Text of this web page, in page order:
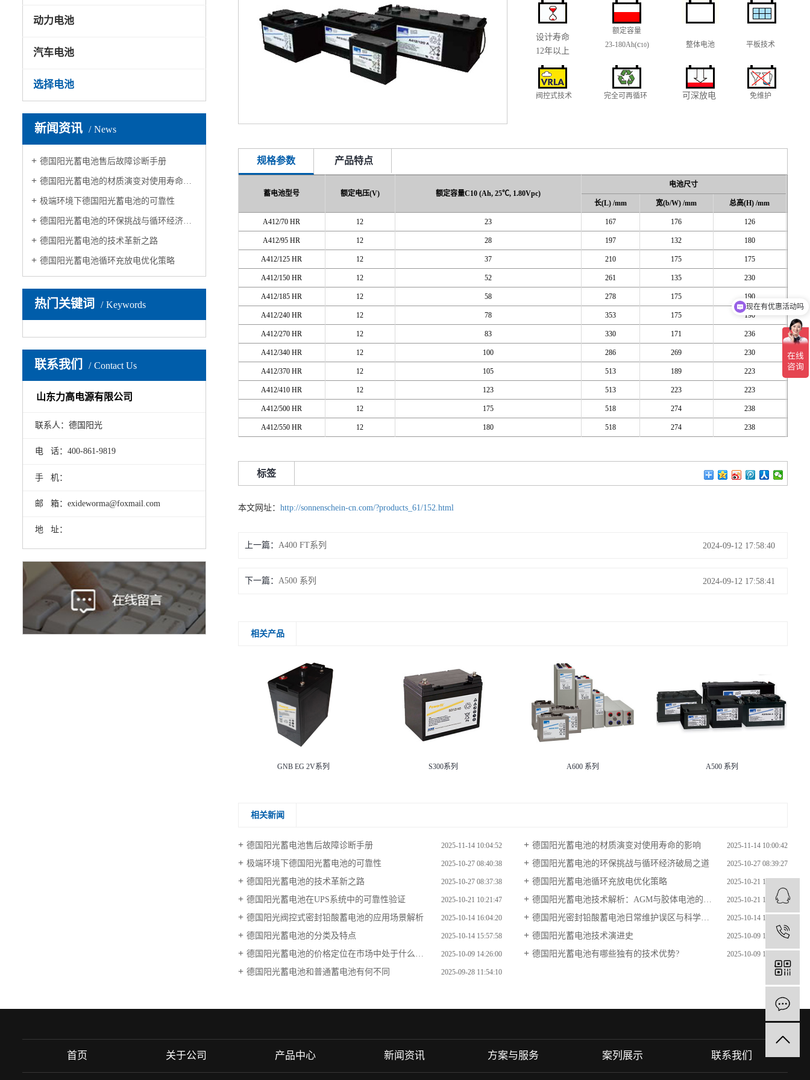
动力电池
汽车电池
选择电池
新闻资讯 News
德国阳光蓄电池售后故障诊断手册
德国阳光蓄电池的材质演变对使用寿命的影响
极端环境下德国阳光蓄电池的可靠性
德国阳光蓄电池的环保挑战与循环经济破局之道
德国阳光蓄电池的技术革新之路
德国阳光蓄电池循环充放电优化策略
热门关键词 Keywords
联系我们 Contact Us
山东力高电源有限公司
联系人：德国阳光
电 话：400-861-9819
手 机：
邮 箱：exideworma@foxmail.com
地 址：
设计寿命
12年以上
额定容量
23-180Ah(c10) 整体电池 平板技术
阀控式技术 完全可再循环 可深放电 免维护
规格参数 产品特点
蓄电池型号 额定电压(V) 额定容量C10 (Ah, 25℃, 1.80Vpc)
电池尺寸
长(L) /mm 宽(b/W) /mm 总高(H) /mm
A412/70 HR 12 23 167 176 126
A412/95 HR 12 28 197 132 180
A412/125 HR 12 37 210 175 175
A412/150 HR 12 52 261 135 230
A412/185 HR 12 58 278 175 190
A412/240 HR 12 78 353 175 190
A412/270 HR 12 83 330 171 236
A412/340 HR 12 100 286 269 230
A412/370 HR 12 105 513 189 223
A412/410 HR 12 123 513 223 223
A412/500 HR 12 175 518 274 238
A412/550 HR 12 180 518 274 238
标签
本文网址： http://sonnenschein-cn.com/?products_61/152.html
上一篇： A400 FT系列 2024-09-12 17:58:40
下一篇： A500 系列 2024-09-12 17:58:41
相关产品
GNB EG 2V系列 S300系列 A600 系列 A500 系列
相关新闻
德国阳光蓄电池售后故障诊断手册 2025-11-14 10:04:52 德国阳光蓄电池的材质演变对使用寿命的影响 2025-11-14 10:00:42
极端环境下德国阳光蓄电池的可靠性 2025-10-27 08:40:38 德国阳光蓄电池的环保挑战与循环经济破局之道 2025-10-27 08:39:27
德国阳光蓄电池的技术革新之路 2025-10-27 08:37:38 德国阳光蓄电池循环充放电优化策略 2025-10-21 10:22:49
德国阳光蓄电池在UPS系统中的可靠性验证 2025-10-21 10:21:47 德国阳光蓄电池技术解析：AGM与胶体电池的核心差异 2025-10-21 10:20:49
德国阳光阀控式密封铅酸蓄电池的应用场景解析 2025-10-14 16:04:20 德国阳光密封铅酸蓄电池日常维护误区与科学保养指南​ 2025-10-14 16:00:46
德国阳光蓄电池的分类及特点 2025-10-14 15:57:58 德国阳光蓄电池技术演进史 2025-10-09 14:28:07
德国阳光蓄电池的价格定位在市场中处于什么水平? 2025-10-09 14:26:00 德国阳光蓄电池有哪些独有的技术优势? 2025-10-09 14:24:41
德国阳光蓄电池和普通蓄电池有何不同​ 2025-09-28 11:54:10
首页 关于公司 产品中心 新闻资讯 方案与服务 案列展示 联系我们
现在有优惠活动吗